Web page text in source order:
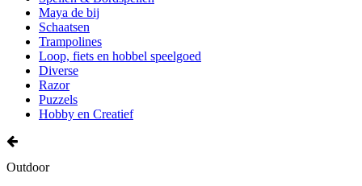
Maya de bij
Schaatsen
Trampolines
Loop, fiets en hobbel speelgoed
Diverse
Razor
Puzzels
Hobby en Creatief
Outdoor